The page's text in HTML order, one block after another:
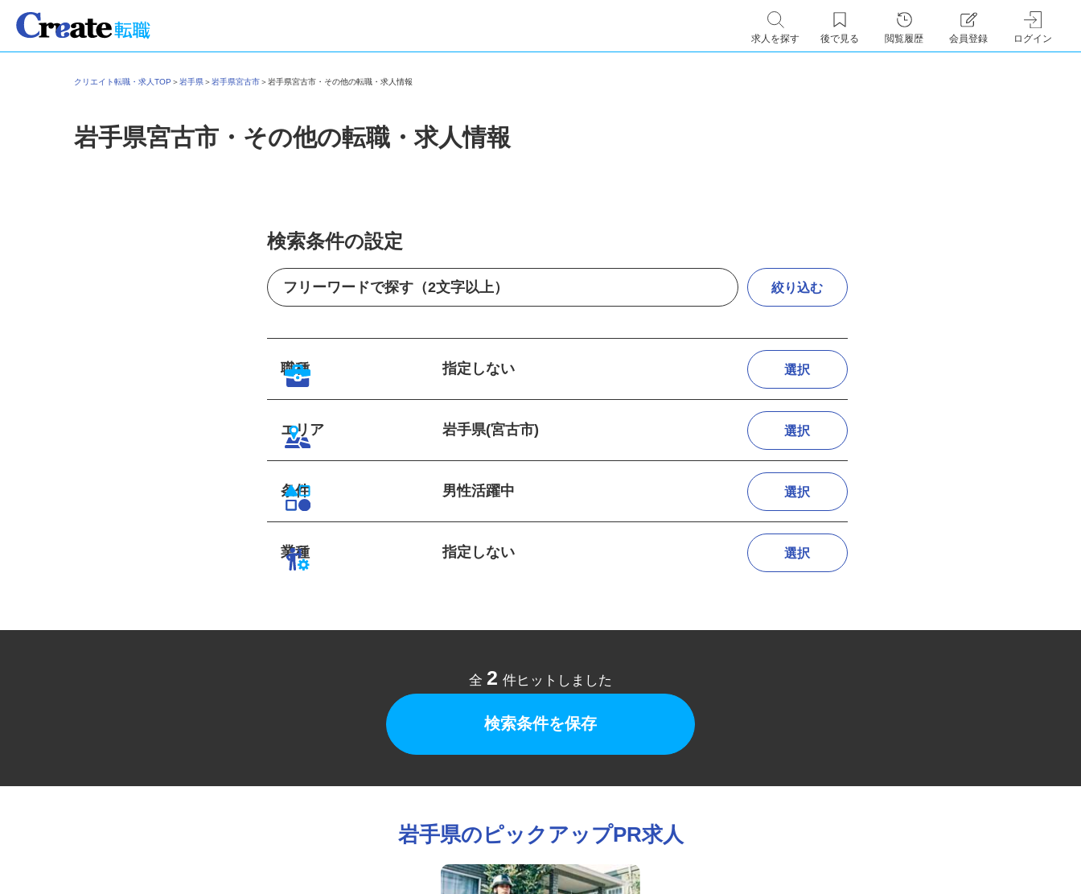
求人を探す 後で見る 閲覧履歴 会員登録 ログイン
クリエイト転職・求人TOP＞岩手県＞岩手県宮古市＞岩手県宮古市・その他の転職・求人情報
岩手県宮古市・その他の転職・求人情報
検索条件の設定
絞り込む
職種 指定しない 選択
エリア 岩手県(宮古市) 選択
条件 男性活躍中 選択
業種 指定しない 選択
全2件ヒットしました
検索条件を保存
岩手県のピックアップPR求人